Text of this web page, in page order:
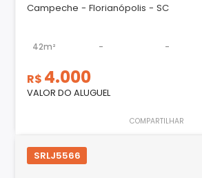
Campeche - Florianópolis - SC
42m² - -
R$ 4.000
VALOR DO ALUGUEL
COMPARTILHAR
SRLJ5566